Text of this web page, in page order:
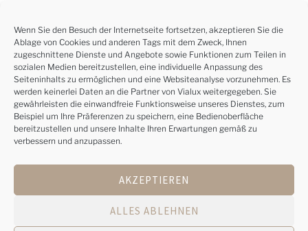
Wenn Sie den Besuch der Internetseite fortsetzen, akzeptieren Sie die
Ablage von Cookies und anderen Tags mit dem Zweck, Ihnen
zugeschnittene Dienste und Angebote sowie Funktionen zum Teilen in
sozialen Medien bereitzustellen, eine individuelle Anpassung des
Seiteninhalts zu ermöglichen und eine Websiteanalyse vorzunehmen. Es
werden keinerlei Daten an die Partner von Vialux weitergegeben. Sie
gewährleisten die einwandfreie Funktionsweise unseres Dienstes, zum
Beispiel um Ihre Präferenzen zu speichern, eine Bedienoberfläche
bereitzustellen und unsere Inhalte Ihren Erwartungen gemäß zu
verbessern und anzupassen.
AKZEPTIEREN
ALLES ABLEHNEN